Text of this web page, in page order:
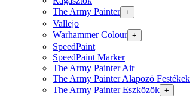
The Army Painter +
Vallejo
Warhammer Colour +
SpeedPaint
SpeedPaint Marker
The Army Painter Air
The Army Painter Alapozó Festékek
The Army Painter Eszközök +